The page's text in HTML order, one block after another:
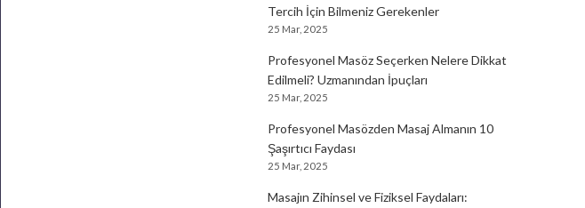
Tercih İçin Bilmeniz Gerekenler
25 Mar, 2025
Profesyonel Masöz Seçerken Nelere Dikkat
Edilmeli? Uzmanından İpuçları
25 Mar, 2025
Profesyonel Masözden Masaj Almanın 10
Şaşırtıcı Faydası
25 Mar, 2025
Masajın Zihinsel ve Fiziksel Faydaları: